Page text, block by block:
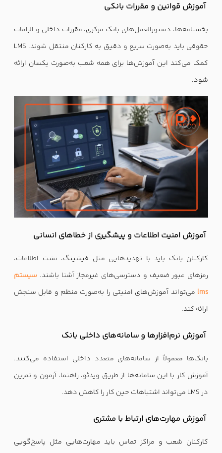
آموزش قوانین و مقررات بانکی
بخشنامه‌ها، دستورالعمل‌های بانک مرکزی، مقررات داخلی و الزامات
حقوقی باید به‌صورت سریع و دقیق به کارکنان منتقل شوند. LMS
کمک می‌کند این آموزش‌ها برای همه شعب به‌صورت یکسان ارائه
شود.
آموزش امنیت اطلاعات و پیشگیری از خطاهای انسانی
کارکنان بانک باید با تهدیدهایی مثل فیشینگ، نشت اطلاعات،
رمزهای عبور ضعیف و دسترسی‌های غیرمجاز آشنا باشند. سیستم
lms می‌تواند آموزش‌های امنیتی را به‌صورت منظم و قابل سنجش
ارائه کند.
آموزش نرم‌افزارها و سامانه‌های داخلی بانک
بانک‌ها معمولاً از سامانه‌های متعدد داخلی استفاده می‌کنند.
آموزش کار با این سامانه‌ها از طریق ویدئو، راهنما، آزمون و تمرین
در LMS می‌تواند اشتباهات حین کار را کاهش دهد.
آموزش مهارت‌های ارتباط با مشتری
کارکنان شعب و مراکز تماس باید مهارت‌هایی مثل پاسخ‌گویی